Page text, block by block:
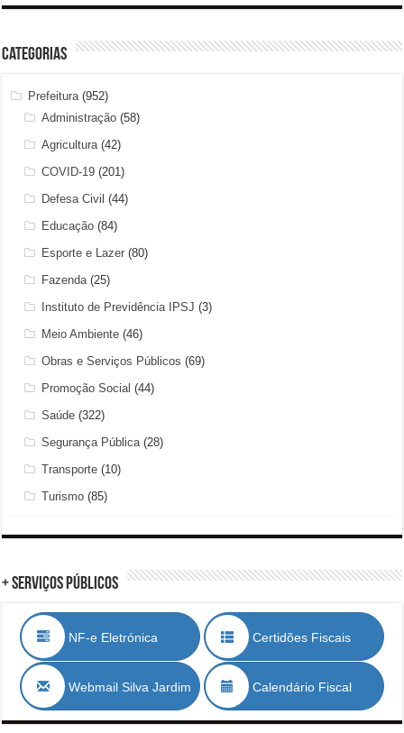
Categorias
Prefeitura (952)
Administração (58)
Agricultura (42)
COVID-19 (201)
Defesa Civil (44)
Educação (84)
Esporte e Lazer (80)
Fazenda (25)
Instituto de Previdência IPSJ (3)
Meio Ambiente (46)
Obras e Serviços Públicos (69)
Promoção Social (44)
Saúde (322)
Segurança Pública (28)
Transporte (10)
Turismo (85)
+ Serviços Públicos
NF-e Eletrónica Certidões Fiscais
Webmail Silva Jardim Calendário Fiscal